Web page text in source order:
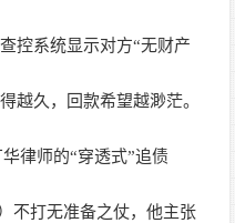
控系统显示对方“无财产
越久，回款希望越渺茫。
律师的“穿透式”追债
不打无准备之仗，他主张